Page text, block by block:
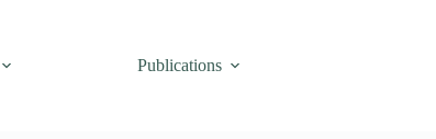
Publications